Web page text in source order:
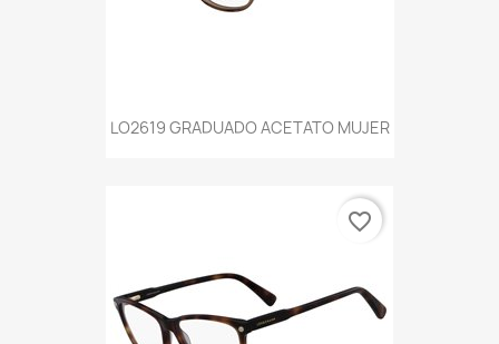
LO2619 GRADUADO ACETATO MUJER
favorite_border